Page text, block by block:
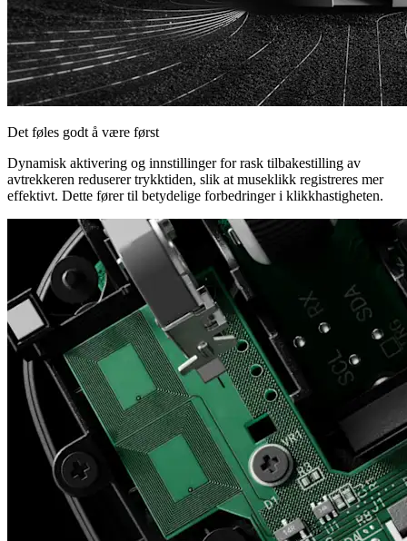
Det føles godt å være først
Dynamisk aktivering og innstillinger for rask tilbakestilling av
avtrekkeren reduserer trykktiden, slik at museklikk registreres mer
effektivt. Dette fører til betydelige forbedringer i klikkhastigheten.